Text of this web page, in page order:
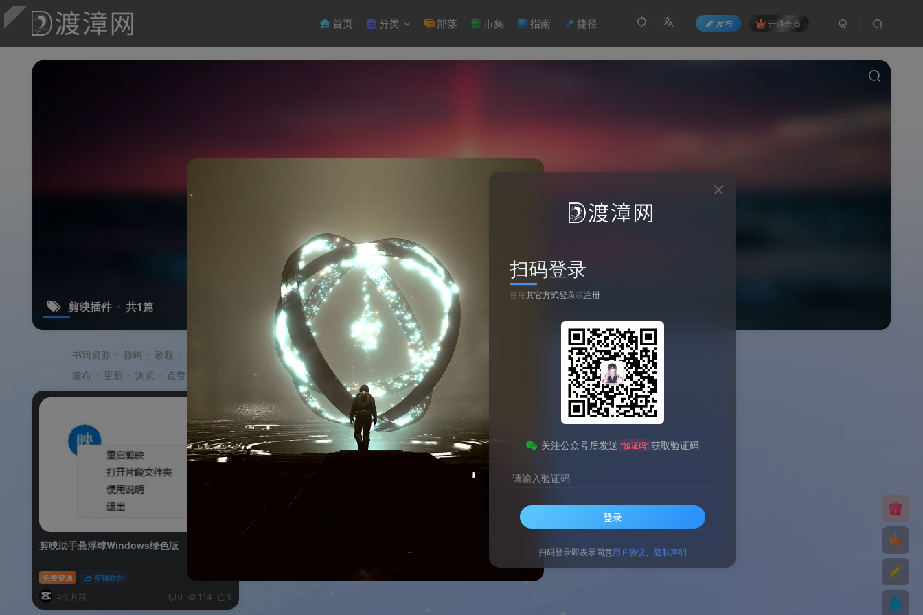
发布 开通会员
首页 分类 部落 市集 指南 捷径
剪映插件 共1篇
书籍资源 源码 教程 软件
发布 更新 浏览 点赞 售价 积分 销量 随机
剪映助手悬浮球Windows绿色版
免费资源 剪辑软件
4个月前 0 114 9
扫码登录
使用其它方式登录或注册
关注公众号后发送 “验证码” 获取验证码
请输入验证码
登录
扫码登录即表示同意用户协议 隐私声明